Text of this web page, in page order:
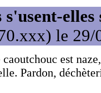
s'usent-
le 29/
est
Pardon,